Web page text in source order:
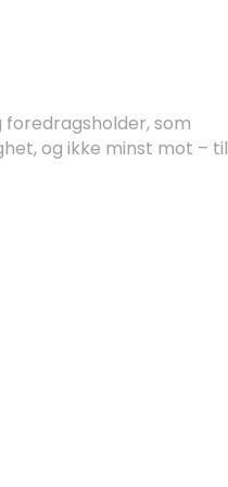
som
og ikke minst mot – til